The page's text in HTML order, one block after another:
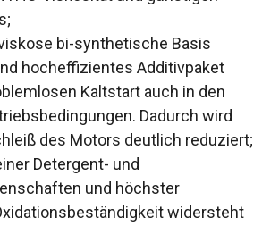
bi-synthetische Basis
hocheffizientes Additivpaket
Kaltstart auch in den
Dadurch wird
des Motors deutlich reduziert;
Detergent- und
und höchster
widersteht